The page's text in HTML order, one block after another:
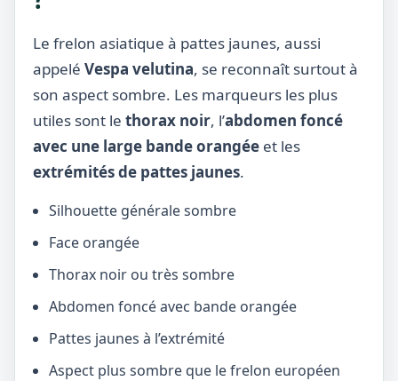
Le frelon asiatique à pattes jaunes, aussi
appelé Vespa velutina, se reconnaît surtout à
son aspect sombre. Les marqueurs les plus
utiles sont le thorax noir, l’abdomen foncé
avec une large bande orangée et les
extrémités de pattes jaunes.
Silhouette générale sombre
Face orangée
Thorax noir ou très sombre
Abdomen foncé avec bande orangée
Pattes jaunes à l’extrémité
Aspect plus sombre que le frelon européen